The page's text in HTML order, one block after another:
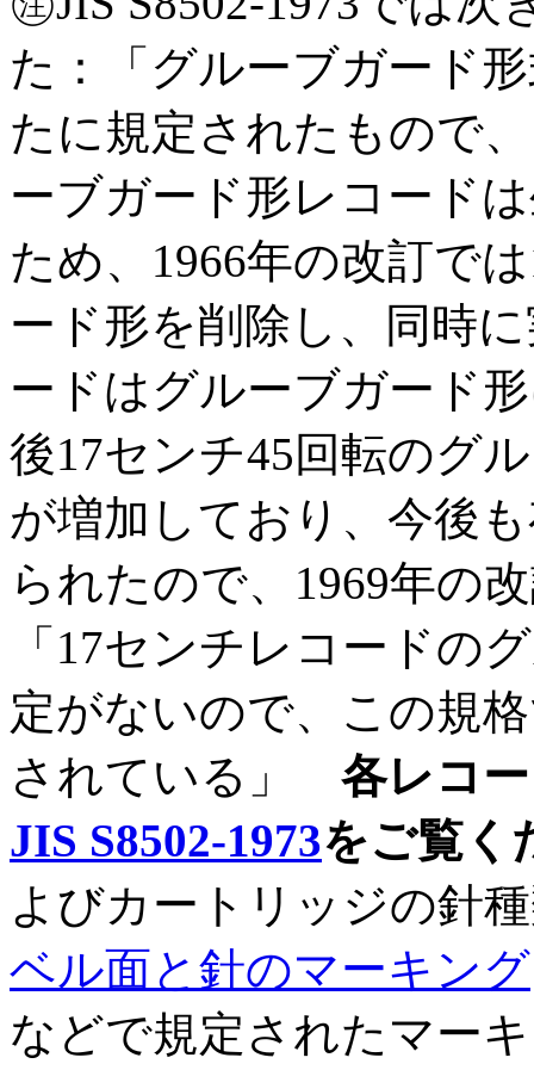
た：「グルーブガード
たに規定されたもので
ーブガード形レコード
ため、1966年の改訂で
ード形を削除し、同時
ードはグルーブガード
後17センチ45回転のグ
が増加しており、今後
られたので、1969年の
「17センチレコードの
定がないので、この規
されている」 各レコ
JIS S8502-1973をご覧く
よびカートリッジの針
ベル面と針のマーキング
などで規定されたマー